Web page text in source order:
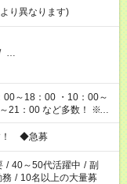
り異なります)
…
～18：00 ・10：00～
多数！ ※お
！ ◆急募
/ 40～50代活躍中 / 副
務 / 10名以上の大量募